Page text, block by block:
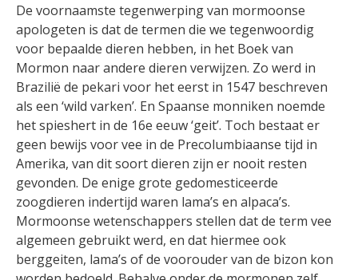
De voornaamste tegenwerping van mormoonse
apologeten is dat de termen die we tegenwoordig
voor bepaalde dieren hebben, in het Boek van
Mormon naar andere dieren verwijzen. Zo werd in
Brazilië de pekari voor het eerst in 1547 beschreven
als een ‘wild varken’. En Spaanse monniken noemde
het spieshert in de 16e eeuw ‘geit’. Toch bestaat er
geen bewijs voor vee in de Precolumbiaanse tijd in
Amerika, van dit soort dieren zijn er nooit resten
gevonden. De enige grote gedomesticeerde
zoogdieren indertijd waren lama’s en alpaca’s.
Mormoonse wetenschappers stellen dat de term vee
algemeen gebruikt werd, en dat hiermee ook
berggeiten, lama’s of de voorouder van de bizon kon